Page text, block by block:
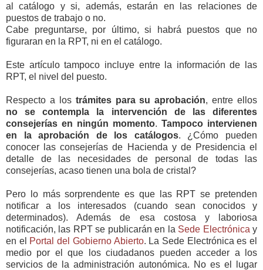
al catálogo y si, además, estarán en las relaciones de
puestos de trabajo o no.
Cabe preguntarse, por último, si habrá puestos que no
figuraran en la RPT, ni en el catálogo.
Este artículo tampoco incluye entre la información de las
RPT, el nivel del puesto.
Respecto a los trámites para su aprobación, entre ellos
no se contempla la intervención de las diferentes
consejerías en ningún momento. Tampoco intervienen
en la aprobación de los catálogos. ¿Cómo pueden
conocer las consejerías de Hacienda y de Presidencia el
detalle de las necesidades de personal de todas las
consejerías, acaso tienen una bola de cristal?
Pero lo más sorprendente es que las RPT se pretenden
notificar a los interesados (cuando sean conocidos y
determinados). Además de esa costosa y laboriosa
notificación, las RPT se publicarán en la Sede Electrónica y
en el Portal del Gobierno Abierto. La Sede Electrónica es el
medio por el que los ciudadanos pueden acceder a los
servicios de la administración autonómica. No es el lugar